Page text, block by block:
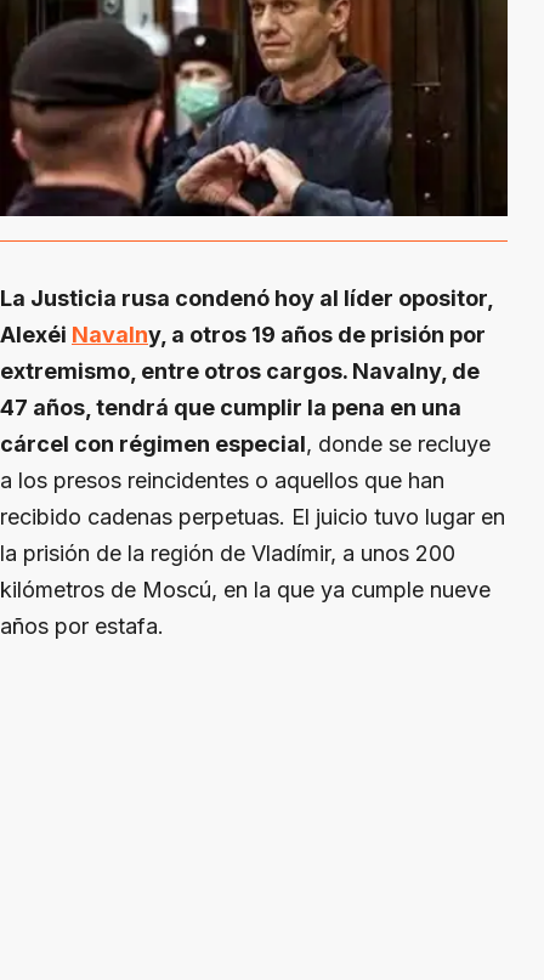
La Justicia rusa condenó hoy al líder opositor,
Alexéi Navalny, a otros 19 años de prisión por
extremismo, entre otros cargos. Navalny, de
47 años, tendrá que cumplir la pena en una
cárcel con régimen especial, donde se recluye
a los presos reincidentes o aquellos que han
recibido cadenas perpetuas. El juicio tuvo lugar en
la prisión de la región de Vladímir, a unos 200
kilómetros de Moscú, en la que ya cumple nueve
años por estafa.